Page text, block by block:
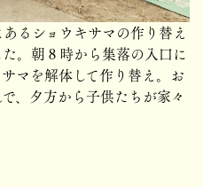
るショウキサマの作り替え
。朝８時から集落の入口に
マを解体して作り替え。お
、夕方から子供たちが家々